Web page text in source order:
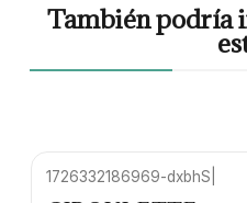
También podría
1726332186969-dxbhS